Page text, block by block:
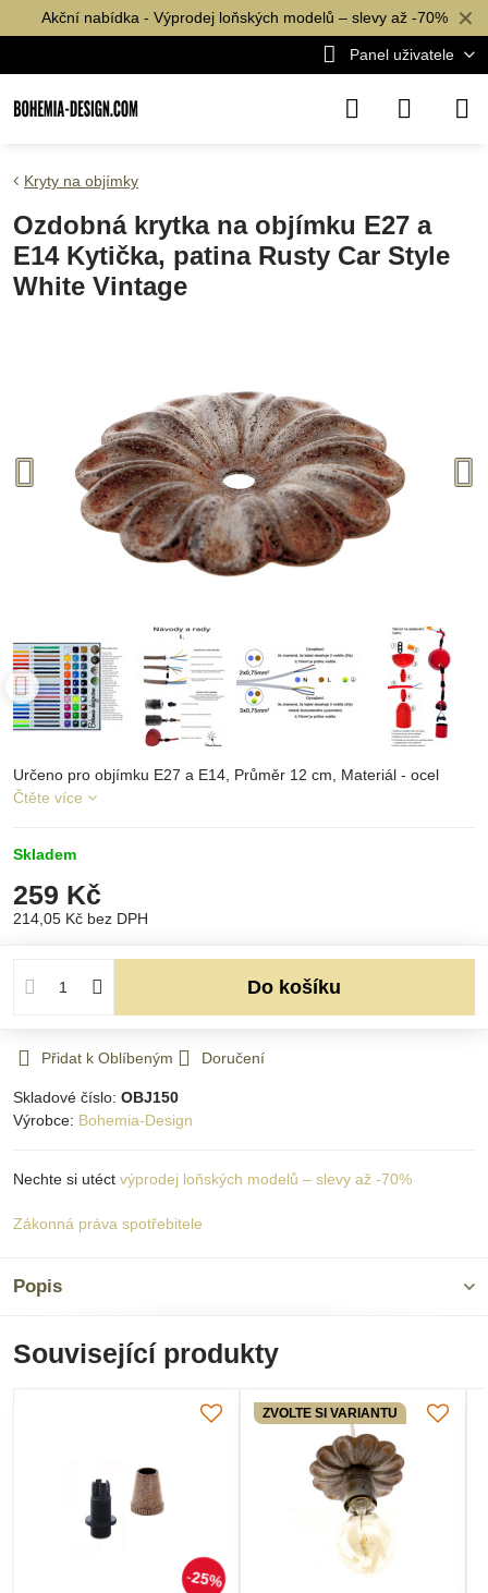
✕
Akční nabídka - Výprodej loňských modelů – slevy až -70%
Panel uživatele
Kryty na objímky
Ozdobná krytka na objímku E27 a
E14 Kytička, patina Rusty Car Style
White Vintage
Určeno pro objímku E27 a E14, Průměr 12 cm, Materiál - ocel
Čtěte více
Skladem
259 Kč
214,05 Kč bez DPH
Do košíku
Přidat k Oblíbeným Doručení
Skladové číslo: OBJ150
Výrobce: Bohemia-Design
Nechte si utéct výprodej loňských modelů – slevy až -70%
Zákonná práva spotřebitele
Popis
Související produkty
25%
ZVOLTE SI VARIANTU